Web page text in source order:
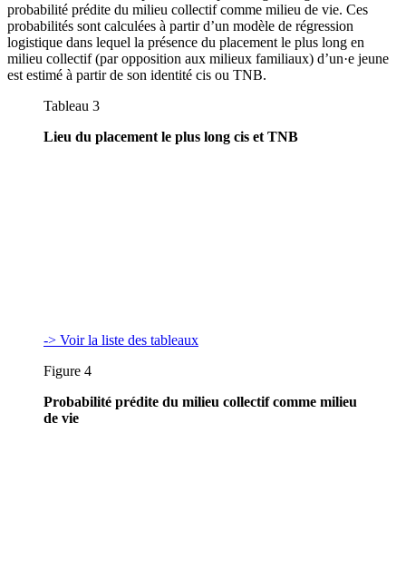
probabilité prédite du milieu collectif comme milieu de vie. Ces
probabilités sont calculées à partir d’un modèle de régression
logistique dans lequel la présence du placement le plus long en
milieu collectif (par opposition aux milieux familiaux) d’un·e jeune
est estimé à partir de son identité cis ou TNB.
Tableau 3
Lieu du placement le plus long cis et TNB
-> Voir la liste des tableaux
Figure 4
Probabilité prédite du milieu collectif comme milieu
de vie